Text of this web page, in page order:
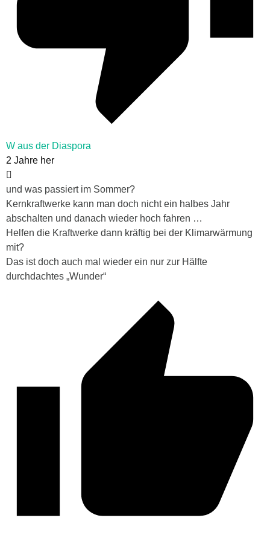
W aus der Diaspora
2 Jahre her
und was passiert im Sommer?
Kernkraftwerke kann man doch nicht ein halbes Jahr
abschalten und danach wieder hoch fahren …
Helfen die Kraftwerke dann kräftig bei der Klimarwärmung
mit?
Das ist doch auch mal wieder ein nur zur Hälfte
durchdachtes „Wunder“